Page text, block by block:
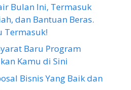
Bulan Ini, Termasuk
dan Bantuan Beras.
Termasuk!
Baru Program
Kamu di Sini
Bisnis Yang Baik dan